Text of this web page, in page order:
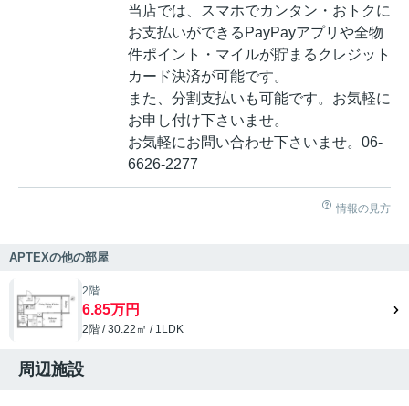
当店では、スマホでカンタン・おトクに
お支払いができるPayPayアプリや全物
件ポイント・マイルが貯まるクレジット
カード決済が可能です。
また、分割支払いも可能です。お気軽に
お申し付け下さいませ。
お気軽にお問い合わせ下さいませ。06-
6626-2277
情報の見方
APTEXの他の部屋
2階
6.85万円
2階 / 30.22㎡ / 1LDK
周辺施設